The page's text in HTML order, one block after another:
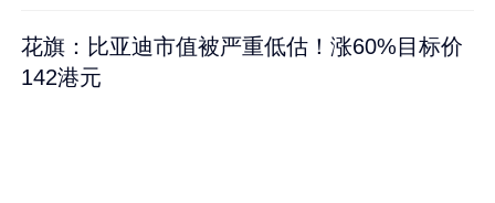
花旗：比亚迪市值被严重低估！涨60%目标价
142港元